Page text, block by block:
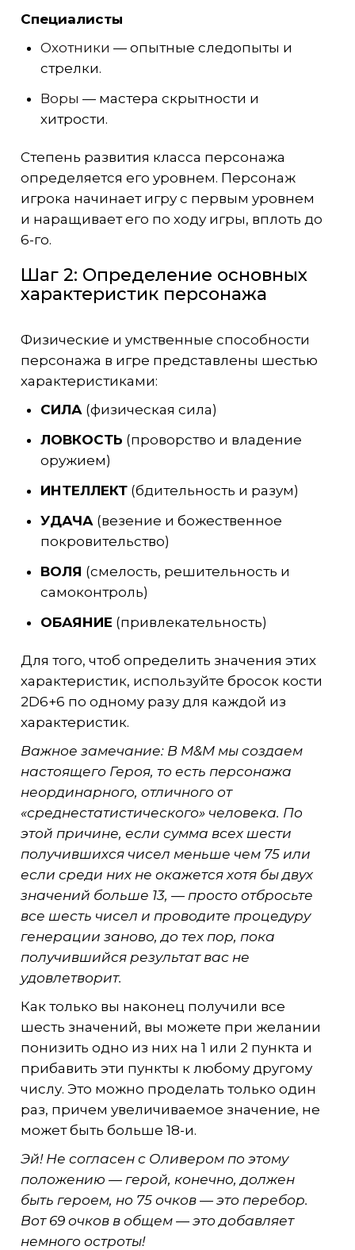
Специалисты
Охотники — опытные следопыты и
стрелки.
Воры — мастера скрытности и
хитрости.
Степень развития класса персонажа
определяется его уровнем. Персонаж
игрока начинает игру с первым уровнем
и наращивает его по ходу игры, вплоть до
6-го.
Шаг 2: Определение основных
характеристик персонажа
Физические и умственные способности
персонажа в игре представлены шестью
характеристиками:
СИЛА(физическая сила)
ЛОВКОСТЬ (проворство и владение
оружием)
ИНТЕЛЛЕКТ(бдительность и разум)
УДАЧА (везение и божественное
покровительство)
ВОЛЯ (смелость, решительность и
самоконтроль)
ОБАЯНИЕ (привлекательность)
Для того, чтоб определить значения этих
характеристик, используйте бросок кости
2D6+6 по одному разу для каждой из
характеристик.
Важное замечание: В M&M мы создаем
настоящего Героя, то есть персонажа
неординарного, отличного от
«среднестатистического» человека. По
этой причине, если сумма всех шести
получившихся чисел меньше чем 75 или
если среди них не окажется хотя бы двух
значений больше 13, — просто отбросьте
все шесть чисел и проводите процедуру
генерации заново, до тех пор, пока
получившийся результат вас не
удовлетворит.
Как только вы наконец получили все
шесть значений, вы можете при желании
понизить одно из них на 1 или 2 пункта и
прибавить эти пункты к любому другому
числу. Это можно проделать только один
раз, причем увеличиваемое значение, не
может быть больше 18-и.
Эй! Не согласен с Оливером по этому
положению — герой, конечно, должен
быть героем, но 75 очков — это перебор.
Вот 69 очков в общем — это добавляет
немного остроты!